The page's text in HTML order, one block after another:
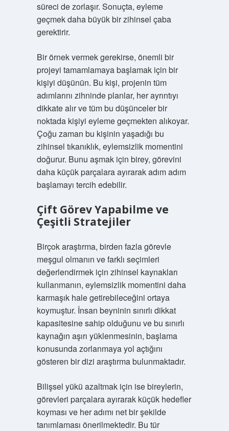
süreci de zorlaşır. Sonuçta, eyleme
geçmek daha büyük bir zihinsel çaba
gerektirir.
Bir örnek vermek gerekirse, önemli bir
projeyi tamamlamaya başlamak için bir
kişiyi düşünün. Bu kişi, projenin tüm
adımlarını zihninde planlar, her ayrıntıyı
dikkate alır ve tüm bu düşünceler bir
noktada kişiyi eyleme geçmekten alıkoyar.
Çoğu zaman bu kişinin yaşadığı bu
zihinsel tıkanıklık, eylemsizlik momentini
doğurur. Bunu aşmak için birey, görevini
daha küçük parçalara ayırarak adım adım
başlamayı tercih edebilir.
Çift Görev Yapabilme ve
Çeşitli Stratejiler
Birçok araştırma, birden fazla görevle
meşgul olmanın ve farklı seçimleri
değerlendirmek için zihinsel kaynakları
kullanmanın, eylemsizlik momentini daha
karmaşık hale getirebileceğini ortaya
koymuştur. İnsan beyninin sınırlı dikkat
kapasitesine sahip olduğunu ve bu sınırlı
kaynağın aşırı yüklenmesinin, başlama
konusunda zorlanmaya yol açtığını
gösteren bir dizi araştırma bulunmaktadır.
Bilişsel yükü azaltmak için ise bireylerin,
görevleri parçalara ayırarak küçük hedefler
koyması ve her adımı net bir şekilde
tanımlaması önerilmektedir. Bu tür